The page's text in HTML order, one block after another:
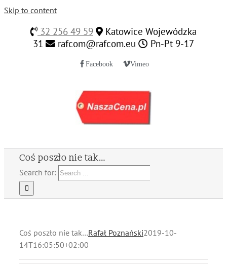
Skip to content
32 256 49 59
Katowice Wojewódzka
31
rafcom@rafcom.eu Pn-Pt 9-17
Facebook Vimeo
Coś poszło nie tak…
Search for:
Coś poszło nie tak…Rafał Poznański2019-10-
14T16:05:50+02:00